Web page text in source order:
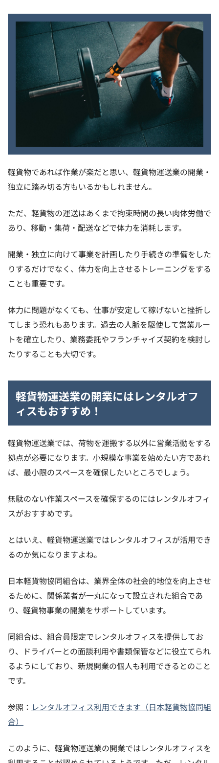
軽貨物であれば作業が楽だと思い、軽貨物運送業の開業・
独立に踏み切る方もいるかもしれません。
ただ、軽貨物の運送はあくまで拘束時間の長い肉体労働で
あり、移動・集荷・配送などで体力を消耗します。
開業・独立に向けて事業を計画したり手続きの準備をした
りするだけでなく、体力を向上させるトレーニングをする
ことも重要です。
体力に問題がなくても、仕事が安定して稼げないと挫折し
てしまう恐れもあります。過去の人脈を駆使して営業ルー
トを確立したり、業務委託やフランチャイズ契約を検討し
たりすることも大切です。
軽貨物運送業の開業にはレンタルオフ
ィスもおすすめ！
軽貨物運送業では、荷物を運搬する以外に営業活動をする
拠点が必要になります。小規模な事業を始めたい方であれ
ば、最小限のスペースを確保したいところでしょう。
無駄のない作業スペースを確保するのにはレンタルオフィ
スがおすすめです。
とはいえ、軽貨物運送業ではレンタルオフィスが活用でき
るのか気になりますよね。
日本軽貨物協同組合は、業界全体の社会的地位を向上させ
るために、関係業者が一丸になって設立された組合であ
り、軽貨物事業の開業をサポートしています。
同組合は、組合員限定でレンタルオフィスを提供してお
り、ドライバーとの面談利用や書類保管などに役立てられ
るようにしており、新規開業の個人も利用できるとのこと
です。
参照： レンタルオフィス利用できます（日本軽貨物協同組
合）
このように、軽貨物運送業の開業ではレンタルオフィスを